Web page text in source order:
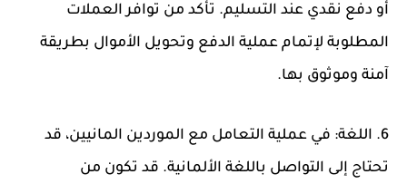
أو دفع نقدي عند التسليم. تأكد من توافر العملات
المطلوبة لإتمام عملية الدفع وتحويل الأموال بطريقة
آمنة وموثوق بها.
6. اللغة: في عملية التعامل مع الموردين المانيين، قد
تحتاج إلى التواصل باللغة الألمانية. قد تكون من